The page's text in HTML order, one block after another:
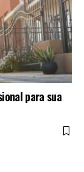
para sua